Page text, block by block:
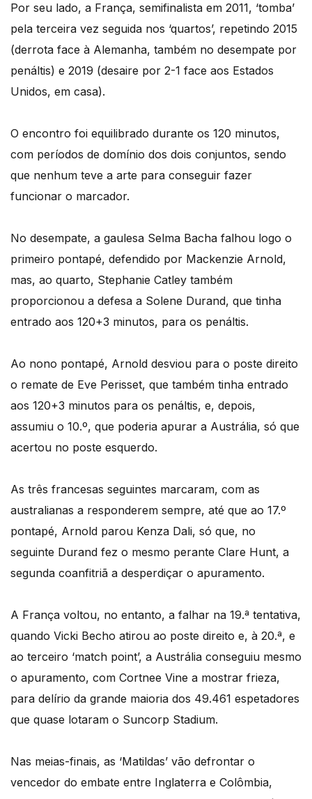
Por seu lado, a França, semifinalista em 2011, ‘tomba’
pela terceira vez seguida nos ‘quartos’, repetindo 2015
(derrota face à Alemanha, também no desempate por
penáltis) e 2019 (desaire por 2-1 face aos Estados
Unidos, em casa).
O encontro foi equilibrado durante os 120 minutos,
com períodos de domínio dos dois conjuntos, sendo
que nenhum teve a arte para conseguir fazer
funcionar o marcador.
No desempate, a gaulesa Selma Bacha falhou logo o
primeiro pontapé, defendido por Mackenzie Arnold,
mas, ao quarto, Stephanie Catley também
proporcionou a defesa a Solene Durand, que tinha
entrado aos 120+3 minutos, para os penáltis.
Ao nono pontapé, Arnold desviou para o poste direito
o remate de Eve Perisset, que também tinha entrado
aos 120+3 minutos para os penáltis, e, depois,
assumiu o 10.º, que poderia apurar a Austrália, só que
acertou no poste esquerdo.
As três francesas seguintes marcaram, com as
australianas a responderem sempre, até que ao 17.º
pontapé, Arnold parou Kenza Dali, só que, no
seguinte Durand fez o mesmo perante Clare Hunt, a
segunda coanfitriã a desperdiçar o apuramento.
A França voltou, no entanto, a falhar na 19.ª tentativa,
quando Vicki Becho atirou ao poste direito e, à 20.ª, e
ao terceiro ‘match point’, a Austrália conseguiu mesmo
o apuramento, com Cortnee Vine a mostrar frieza,
para delírio da grande maioria dos 49.461 espetadores
que quase lotaram o Suncorp Stadium.
Nas meias-finais, as ‘Matildas’ vão defrontar o
vencedor do embate entre Inglaterra e Colômbia,